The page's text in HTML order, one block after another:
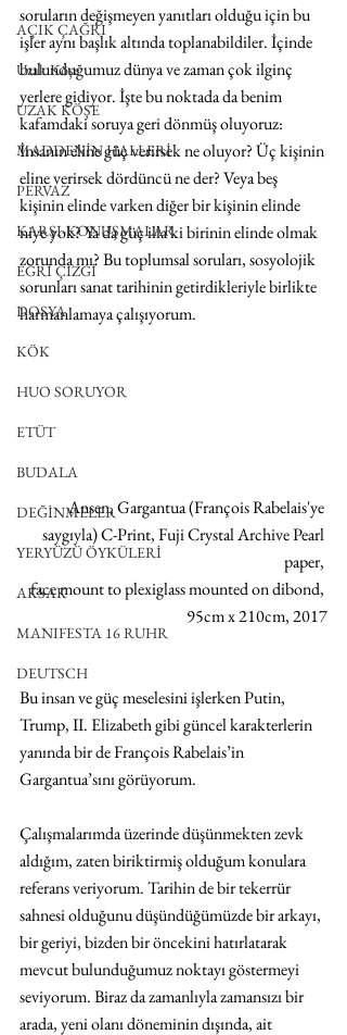
AÇIK ÇAĞRI
Uzak Köşe
UZAK KÖŞE
MADDENİN HALLERİ
PERVAZ
KARŞI-KONUŞMALAR
EĞRİ ÇİZGİ
DOSYA
KÖK
HUO SORUYOR
ETÜT
BUDALA
DEĞİNMELER
YERYÜZÜ ÖYKÜLERİ
AKSAK
MANIFESTA 16 RUHR
DEUTSCH
soruların değişmeyen yanıtları olduğu için bu
işler aynı başlık altında toplanabildiler. İçinde
bulunduğumuz dünya ve zaman çok ilginç
yerlere gidiyor. İşte bu noktada da benim
kafamdaki soruya geri dönmüş oluyoruz:
İnsanın eline güç verirsek ne oluyor? Üç kişinin
eline verirsek dördüncü ne der? Veya beş
kişinin elinde varken diğer bir kişinin elinde
niye yok? Ya da güç illa ki birinin elinde olmak
zorunda mı? Bu toplumsal soruları, sosyolojik
sorunları sanat tarihinin getirdikleriyle birlikte
harmanlamaya çalışıyorum.
Ansen, Gargantua (François Rabelais'ye
saygıyla) C-Print, Fuji Crystal Archive Pearl
paper,
face mount to plexiglass mounted on dibond,
95cm x 210cm, 2017
Bu insan ve güç meselesini işlerken Putin,
Trump, II. Elizabeth gibi güncel karakterlerin
yanında bir de François Rabelais’in
Gargantua’sını görüyorum.
Çalışmalarımda üzerinde düşünmekten zevk
aldığım, zaten biriktirmiş olduğum konulara
referans veriyorum. Tarihin de bir tekerrür
sahnesi olduğunu düşündüğümüzde bir arkayı,
bir geriyi, bizden bir öncekini hatırlatarak
mevcut bulunduğumuz noktayı göstermeyi
seviyorum. Biraz da zamanlıyla zamansızı bir
arada, yeni olanı döneminin dışında, ait